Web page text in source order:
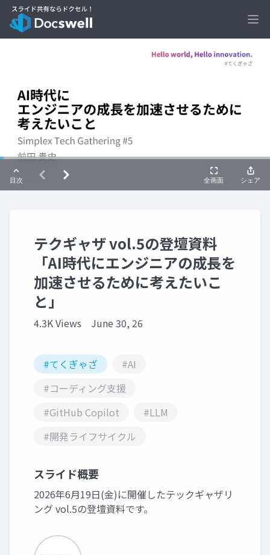
テクギャザ vol.5の登壇資料
「AI時代にエンジニアの成長を
加速させるために考えたいこ
と」
4.3K Views June 30, 26
#てくぎゃざ
#AI
#コーディング支援
#GitHub Copilot
#LLM
#開発ライフサイクル
スライド概要
2026年6月19日(金)に開催したテックギャザリ
ング vol.5の登壇資料です。